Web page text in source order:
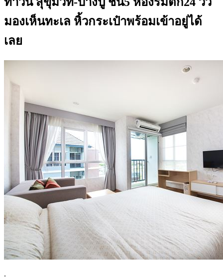
มองเห็นทะเล หิ้วกระเป๋าพร้อมเข้าอยู่ได้
เลย
.